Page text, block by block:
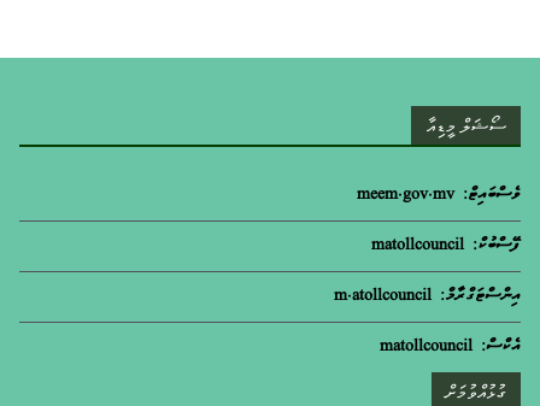
ސޯޝަލް މީޑިއާ
ވެސްބައިޓް: meem.gov.mv
ފޭސްބުކް: matollcouncil
އިންސްޓަގްރާމް: m.atollcouncil
އެކްސް: matollcouncil
ގުޅުއްވުމަށް